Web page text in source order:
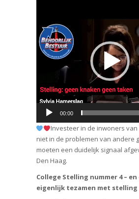
00:00
Investeer in de inwoners van
niet in de problemen van andere
moeten een duidelijk signaal
Den Haag.
College Stelling nummer 4 – en
eigenlijk tezamen met stelling